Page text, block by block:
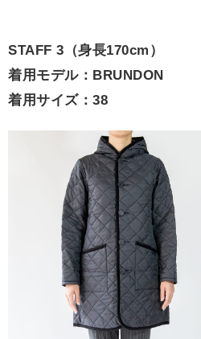
STAFF 3（身長170cm）
着用モデル：BRUNDON
着用サイズ：38